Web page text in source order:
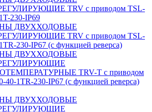
TRV с приводом TSL-
230-IP69
ДВУХХОДОВЫЕ
TRV с приводом TSL-
230-IP67 (с функцией реверса)
ДВУХХОДОВЫЕ
TRV-T с приводом
40-1TR-230-IP67 (с функцией реверса)
ДВУХХОДОВЫЕ